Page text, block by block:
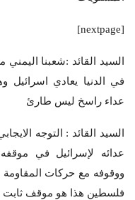
[nextpage]
السيد القائد :شعبنا
في الدنيا يعادي اسرائيل
عداء راسخ ليس طارئ
السيد القائد : التوجه
عدائه لإسرائيل في
ووقوفه مع حركات
فلسطين هذا هو موقف ثابت